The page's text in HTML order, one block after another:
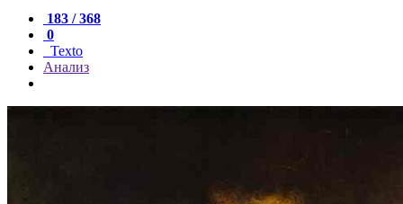
183 / 368
0
Texto
Анализ